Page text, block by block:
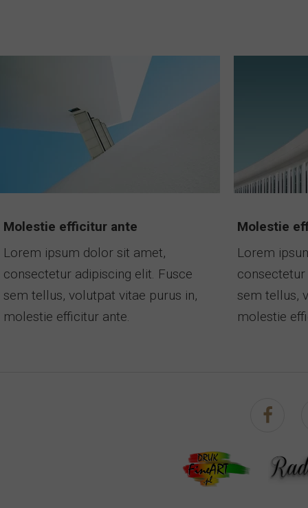
Molestie efficitur ante
Lorem ipsum dolor sit amet,
consectetur adipiscing elit. Fusce
sem tellus, volutpat vitae purus in,
molestie efficitur ante.
Molestie
Lorem
sem tellus,
molestie